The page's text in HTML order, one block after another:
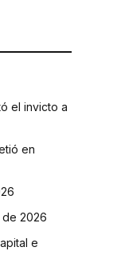
el invicto a
en
2026
e